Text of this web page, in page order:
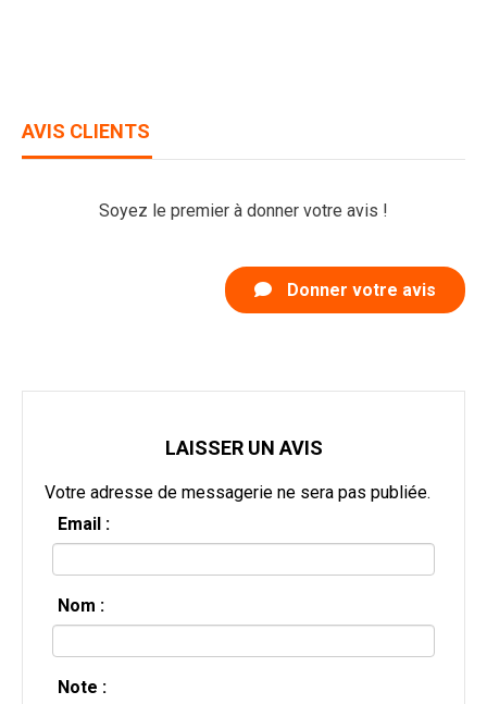
AVIS CLIENTS
Soyez le premier à donner votre avis !
Donner votre avis
LAISSER UN AVIS
Votre adresse de messagerie ne sera pas publiée.
Email :
Nom :
Note :